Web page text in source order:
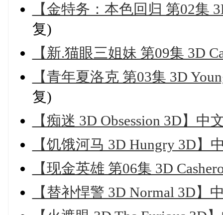
【金特务：本色回归 第02集
复)
【新.猫眼三姐妹 第09集 3D
【青年夏洛克 第03集 3D
复)
【痴迷 3D Obsession 3D】中
【饥饿河马 3D Hungry 3D】
【现金英雄 第06集 3D
【替补悍警 3D Normal 3D】